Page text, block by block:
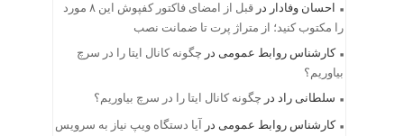
احسان وفادار در
قبل از امضای فاکتور کفپوش این ۸ مورد
را مکتوب کنید؛ از متراژ پرت تا ضمانت نصب
کارشناس روابط عمومی در چگونه کانال ایتا را در سرچ
بیاوریم؟
سلطانی راد در چگونه کانال ایتا را در سرچ بیاوریم؟
کارشناس روابط عمومی در
آیا دستگاه ویپ نیاز به سرویس